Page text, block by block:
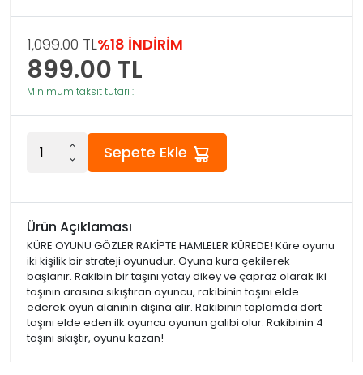
1,099.00 TL%18 İNDİRİM
899.00 TL
Minimum taksit tutarı :
Sepete Ekle
Ürün Açıklaması
KÜRE OYUNU GÖZLER RAKİPTE HAMLELER KÜREDE! Küre oyunu
iki kişilik bir strateji oyunudur. Oyuna kura çekilerek
başlanır. Rakibin bir taşını yatay dikey ve çapraz olarak iki
taşının arasına sıkıştıran oyuncu, rakibinin taşını elde
ederek oyun alanının dışına alır. Rakibinin toplamda dört
taşını elde eden ilk oyuncu oyunun galibi olur. Rakibinin 4
taşını sıkıştır, oyunu kazan!